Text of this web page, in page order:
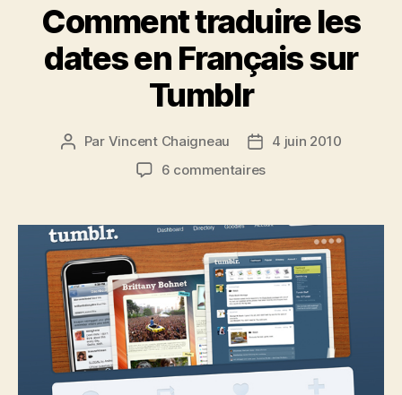
Comment traduire les
dates en Français sur
Tumblr
Auteur
Par Vincent Chaigneau
Date4 juin 2010
6 commentairessur
les
dates
en
Français
sur
Tumblr